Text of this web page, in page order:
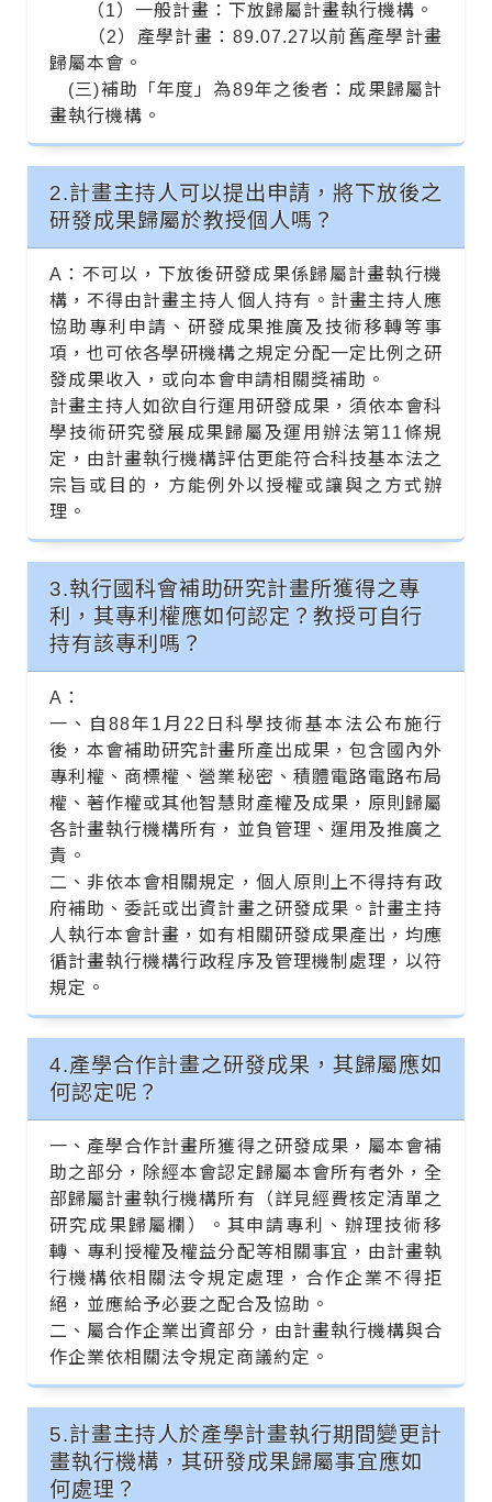
（1）一般計畫：下放歸屬計畫執行機構。
（2）產學計畫：89.07.27以前舊產學計畫
歸屬本會。
(三)補助「年度」為89年之後者：成果歸屬計
畫執行機構。
2.計畫主持人可以提出申請，將下放後之
研發成果歸屬於教授個人嗎？
A：不可以，下放後研發成果係歸屬計畫執行機
構，不得由計畫主持人個人持有。計畫主持人應
協助專利申請、研發成果推廣及技術移轉等事
項，也可依各學研機構之規定分配一定比例之研
發成果收入，或向本會申請相關獎補助。
計畫主持人如欲自行運用研發成果，須依本會科
學技術研究發展成果歸屬及運用辦法第11條規
定，由計畫執行機構評估更能符合科技基本法之
宗旨或目的，方能例外以授權或讓與之方式辦
理。
3.執行國科會補助研究計畫所獲得之專
利，其專利權應如何認定？教授可自行
持有該專利嗎？
A：
一、自88年1月22日科學技術基本法公布施行
後，本會補助研究計畫所產出成果，包含國內外
專利權、商標權、營業秘密、積體電路電路布局
權、著作權或其他智慧財產權及成果，原則歸屬
各計畫執行機構所有，並負管理、運用及推廣之
責。
二、非依本會相關規定，個人原則上不得持有政
府補助、委託或出資計畫之研發成果。計畫主持
人執行本會計畫，如有相關研發成果產出，均應
循計畫執行機構行政程序及管理機制處理，以符
規定。
4.產學合作計畫之研發成果，其歸屬應如
何認定呢？
一、產學合作計畫所獲得之研發成果，屬本會補
助之部分，除經本會認定歸屬本會所有者外，全
部歸屬計畫執行機構所有（詳見經費核定清單之
研究成果歸屬欄）。其申請專利、辦理技術移
轉、專利授權及權益分配等相關事宜，由計畫執
行機構依相關法令規定處理，合作企業不得拒
絕，並應給予必要之配合及協助。
二、屬合作企業出資部分，由計畫執行機構與合
作企業依相關法令規定商議約定。
5.計畫主持人於產學計畫執行期間變更計
畫執行機構，其研發成果歸屬事宜應如
何處理？